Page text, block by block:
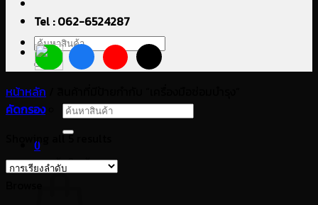
ค้นหา:
ค้นหา:
0
ตะกร้าสินค้า
Tel : 062-6524287
หน้าหลัก
คัดกรอง
Showing all 5 results